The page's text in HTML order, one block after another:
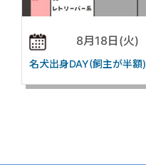
8月18日(火)
名犬出身DAY(飼主が半額)